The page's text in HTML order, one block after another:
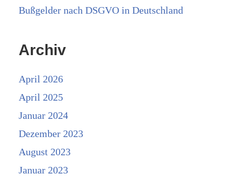
Bußgelder nach DSGVO in Deutschland
Archiv
April 2026
April 2025
Januar 2024
Dezember 2023
August 2023
Januar 2023